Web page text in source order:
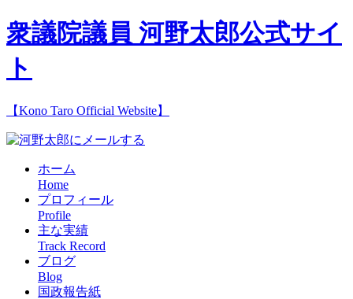
衆議院議員 河野太郎公式サイ
ト
【Kono Taro Official Website】
ホーム
Home
プロフィール
Profile
主な実績
Track Record
ブログ
Blog
国政報告紙